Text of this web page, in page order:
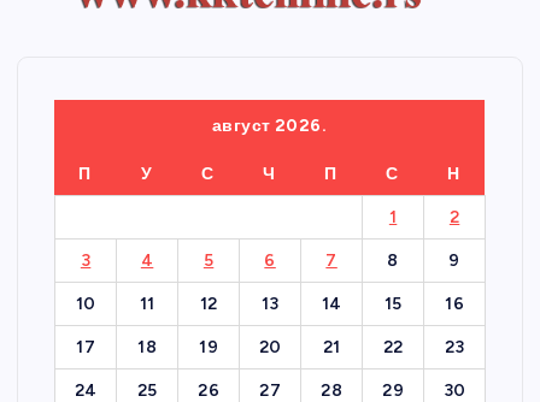
август 2026.
П У С Ч П С Н
1 2
3 4 5 6 7 8 9
10 11 12 13 14 15 16
17 18 19 20 21 22 23
24 25 26 27 28 29 30